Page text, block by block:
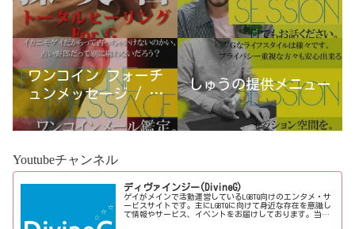
ワンコイン フォーチ
ュンメッセージ / 古
宮優雨
しゅうの提供メニュー
Youtubeチャンネル
ディヴァインジー(DivineG)
ゲイがメインで活動運営しているLGBTQ向けのエンタメ・サ
ービスサイトです。主にLGBTQに向けて身近な存在を意識し
て情報やサービス、イベントをお届けしております。当事